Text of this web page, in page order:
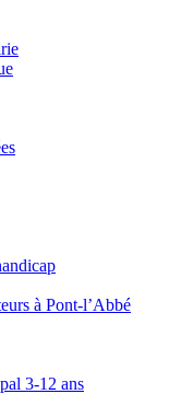
à Pont-l’Abbé
3-12 ans